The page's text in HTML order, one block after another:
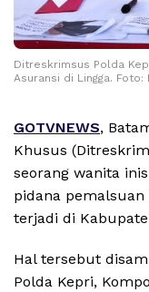
Ditreskrimsus Polda
Asuransi di Lingga.
GOTVNEWS,
Khusus
seorang wanita
pidana
terjadi di
Hal tersebut
Polda Kepri,